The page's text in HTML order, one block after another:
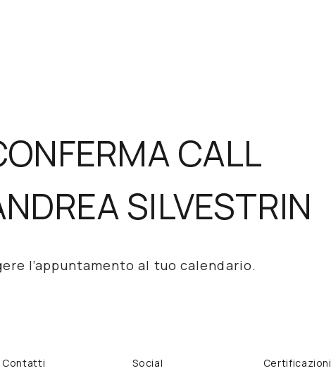
CALL
SILVESTRIN
l’appuntamento al tuo calendario.
Contatti
Social
Certificazioni